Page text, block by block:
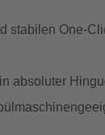
stabilen One-
absoluter